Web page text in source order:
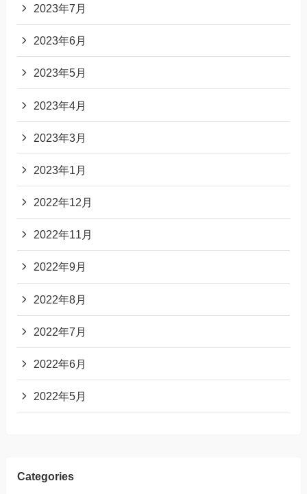
2023年7月
2023年6月
2023年5月
2023年4月
2023年3月
2023年1月
2022年12月
2022年11月
2022年9月
2022年8月
2022年7月
2022年6月
2022年5月
Categories